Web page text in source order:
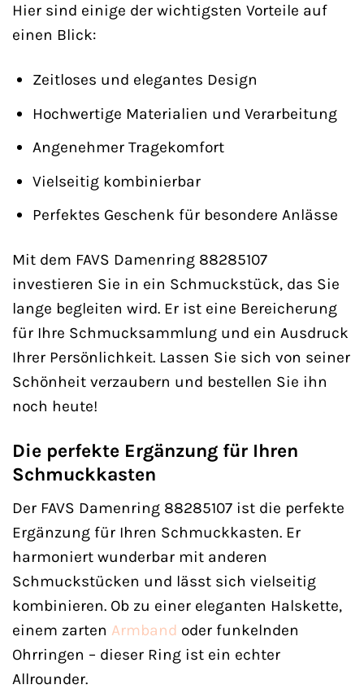
Hier sind einige der wichtigsten Vorteile auf
einen Blick:
Zeitloses und elegantes Design
Hochwertige Materialien und Verarbeitung
Angenehmer Tragekomfort
Vielseitig kombinierbar
Perfektes Geschenk für besondere Anlässe
Mit dem FAVS Damenring 88285107
investieren Sie in ein Schmuckstück, das Sie
lange begleiten wird. Er ist eine Bereicherung
für Ihre Schmucksammlung und ein Ausdruck
Ihrer Persönlichkeit. Lassen Sie sich von seiner
Schönheit verzaubern und bestellen Sie ihn
noch heute!
Die perfekte Ergänzung für Ihren
Schmuckkasten
Der FAVS Damenring 88285107 ist die perfekte
Ergänzung für Ihren Schmuckkasten. Er
harmoniert wunderbar mit anderen
Schmuckstücken und lässt sich vielseitig
kombinieren. Ob zu einer eleganten Halskette,
einem zarten Armband oder funkelnden
Ohrringen – dieser Ring ist ein echter
Allrounder.